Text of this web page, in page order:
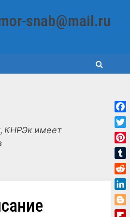
snab@mail.ru
КНРЭк имеет